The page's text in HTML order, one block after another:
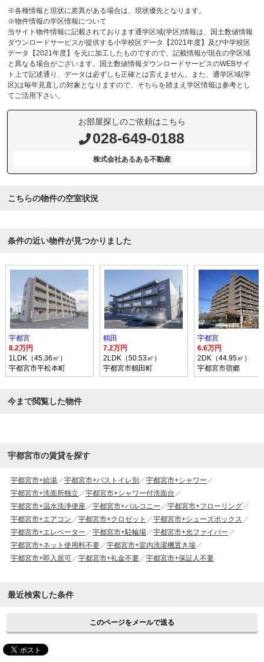
※各種情報と現状に差異がある場合は、現状優先となります。
※物件情報の学区情報について
当サイト物件情報に記載されております通学区域(学区)情報は、国土数値情報
ダウンロードサービスが提供する小学校区データ【2021年度】及び中学校区
データ【2021年度】を元に加工したものですので、記載情報が現在の学区域
と異なる場合がございます。国土数値情報ダウンロードサービスのWEBサイ
ト上で記述通り、データは必ずしも正確とは言えません。また、通学区域(学
区)は毎年見直しの対象となりますので、そちらを踏まえ学区情報は参考とし
てご活用下さい。
お部屋探しのご依頼はこちら
028-649-0188
株式会社あるある不動産
こちらの物件の空室状況
条件の近い物件が見つかりました
宇都宮
8.2万円
1LDK（45.36㎡）
宇都宮市平松本町
鶴田
7.2万円
2LDK（50.53㎡）
宇都宮市鶴田町
宇都宮
6.6万円
2DK（44.95㎡）
宇都宮市宿郷
今まで閲覧した物件
宇都宮市の賃貸を探す
宇都宮市+給湯 宇都宮市+バストイレ別
宇都宮市+シャワー
宇都宮市+洗面所独立
宇都宮市+シャワー付洗面台
宇都宮市+温水洗浄便座
宇都宮市+バルコニー
宇都宮市+フローリング
宇都宮市+エアコン
宇都宮市+クロゼット
宇都宮市+シューズボックス
宇都宮市+エレベーター
宇都宮市+駐輪場
宇都宮市+光ファイバー
宇都宮市+ネット使用料不要
宇都宮市+室内洗濯機置き場
宇都宮市+即入居可
宇都宮市+礼金不要 宇都宮市+保証人不要
最近検索した条件
このページをメールで送る